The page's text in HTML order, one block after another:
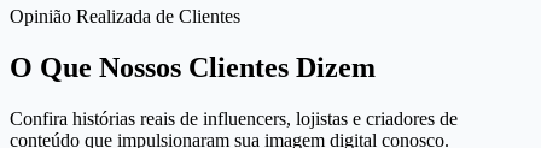
Opinião Realizada de Clientes
O Que Nossos Clientes Dizem
Confira histórias reais de influencers, lojistas e criadores de
conteúdo que impulsionaram sua imagem digital conosco.